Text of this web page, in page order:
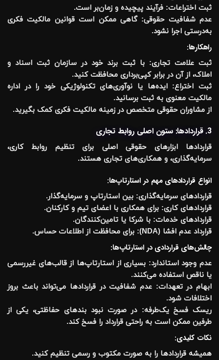
ثبت اختراعات: فرآیند پیچیده و زمان‌بر است.
عدم شفافیت حقوقی: گاهی ممکن است قوانین مالکیت فکری
به‌درستی اجرا نشود.
راهکارها:
ثبت علامت تجاری: با ثبت برند خود در سازمان ثبت اسناد و
املاک، از آن در برابر کپی‌برداری محافظت کنید.
ثبت اختراع: ایده‌ها یا نوآوری‌های تکنولوژیکی خود را در اداره
مالکیت معنوی به ثبت برسانید.
از مشاوران حقوقی متخصص در زمینه مالکیت فکری کمک بگیرید.
3. قراردادها: ستون اصلی روابط تجاری
قراردادها ابزارهای حقوقی اصلی برای تنظیم روابط کاری،
سرمایه‌گذاری، و همکاری‌های تجاری هستند.
انواع قراردادهای مهم در استارتاپ‌ها:
قراردادهای سرمایه‌گذاری: بین استارتاپ و سرمایه‌گذار.
قراردادهای کاری: برای همکاری با اعضای تیم و کارکنان.
قراردادهای خدمات: با شرکا یا تامین‌کنندگان.
قرارداد عدم افشا (NDA):
برای محافظت از اطلاعات حساس.
چالش‌های قراردادی در استارتاپ‌ها:
عدم وجود استاندارد: بسیاری از استارتاپ‌ها از قالب‌های غیررسمی
یا ناقص استفاده می‌کنند.
ابهام در تعهدات: عدم شفافیت در قراردادها می‌تواند باعث بروز
اختلافات شود.
ریسک فسخ یک‌طرفه: در صورت نبود بندهای حفاظتی، یکی از
طرفین ممکن است به راحتی قرارداد را فسخ کند.
نکات کلیدی:
همیشه قراردادها را به صورت مکتوب و رسمی تنظیم کنید.